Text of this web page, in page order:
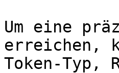
Um eine
erreichen,
Token-Typ,